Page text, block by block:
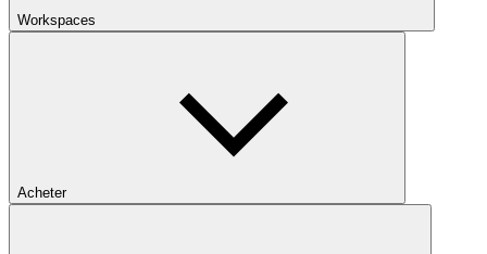
Workspaces
Acheter